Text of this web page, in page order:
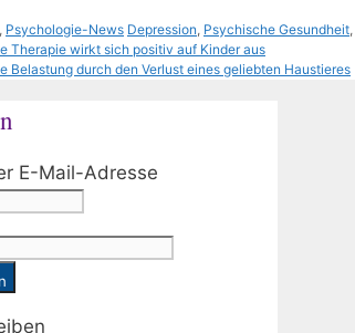
Psychologie-News Schlagwörter
Depression Psychische Gesundheit
Therapie wirkt sich positiv auf Kinder aus
Belastung durch den Verlust eines geliebten Haustieres
E-Mail-Adresse